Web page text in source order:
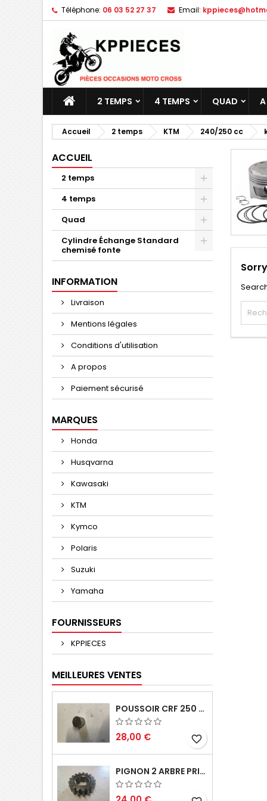
Téléphone: 06 03 52 27 37 Email:
2 TEMPS 4 TEMPS QUAD
Accueil 2 temps KTM 240/250 cc
ACCUEIL
2 temps
4 temps
Quad
Cylindre Échange Standard
chemisé fonte
INFORMATION
Livraison
Mentions légales
Conditions d'utilisation
A propos
Paiement sécurisé
MARQUES
Honda
Husqvarna
Kawasaki
KTM
Kymco
Polaris
Suzuki
Yamaha
FOURNISSEURS
KPPIECES
MEILLEURES VENTES
POUSSOIR CRF 250 2005 2006
28,00 € favorite_border
PIGNON 2 ARBRE PRIMAIRE CR 250 1994